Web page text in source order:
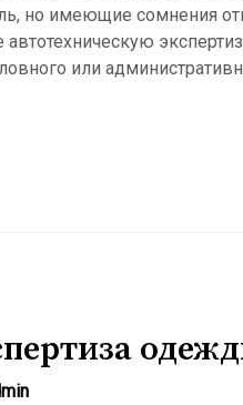
но имеющие сомнения
или